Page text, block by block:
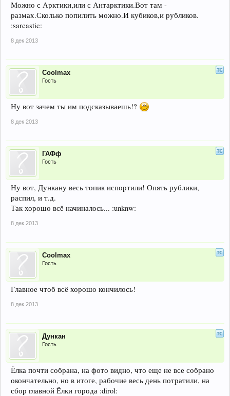
Можно с Арктики,или с Антарктики.Вот там -
размах.Сколько попилить можно.И кубиков,и рубликов.
:sarcastic:
8 дек 2013
Coolmax
Гость
Ну вот зачем ты им подсказываешь!?
8 дек 2013
ГАФф
Гость
Ну вот, Дункану весь топик испортили! Опять рублики,
распил, и т.д.
Так хорошо всё начиналось... :unknw:
8 дек 2013
Coolmax
Гость
Главное чтоб всё хорошо кончилось!
8 дек 2013
Дункан
Гость
Ёлка почти собрана, на фото видно, что еще не все собрано
окончательно, но в итоге, рабочие весь день потратили, на
сбор главной Ёлки города :dirol: